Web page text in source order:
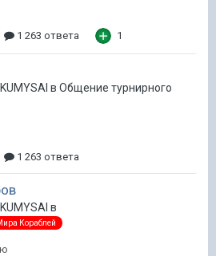
1 263 ответа 1
в Общение турнирного
1 263 ответа
в
Кораблей